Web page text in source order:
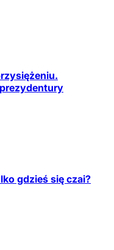
gdzieś się czai?